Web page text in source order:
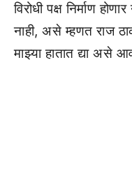
विरोधी पक्ष निर्माण
नाही, असे म्हणत राज
माझ्या हातात द्या असे